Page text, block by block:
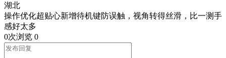
湖北
操作优化超贴心新增待机键防误触，视角转得丝滑，比一测手
感好太多​
0次浏览 0